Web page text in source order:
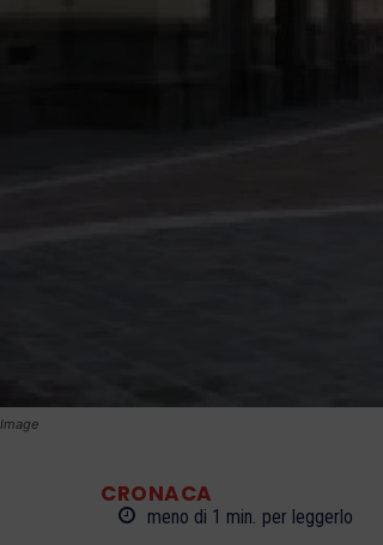
Image
CRONACA
meno di 1 min. per leggerlo